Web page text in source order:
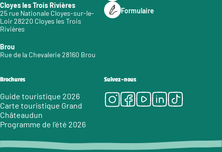
Cloyes les Trois Rivières
25 rue Nationale Cloyes-sur-le-
Loir 28220 Cloyes les Trois
Rivières
Brou
Rue de la Chevalerie 28160 Brou
Formulaire
Brochures
Guide touristique 2026
Carte touristique Grand
Châteaudun
Programme de l’été 2026
Suivez-nous
Instagram
Facebook
Youtube
LinkedIn
Tiktok